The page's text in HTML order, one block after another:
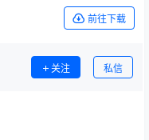
前往下载
关注 私信